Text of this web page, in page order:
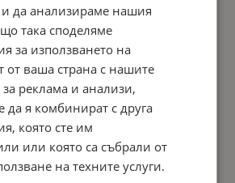
и да анализираме нашия
така споделяме
за използването на
от ваша страна с нашите
реклама и анализи,
да я комбинират с друга
която сте им
или която са събрали от
на техните услуги.